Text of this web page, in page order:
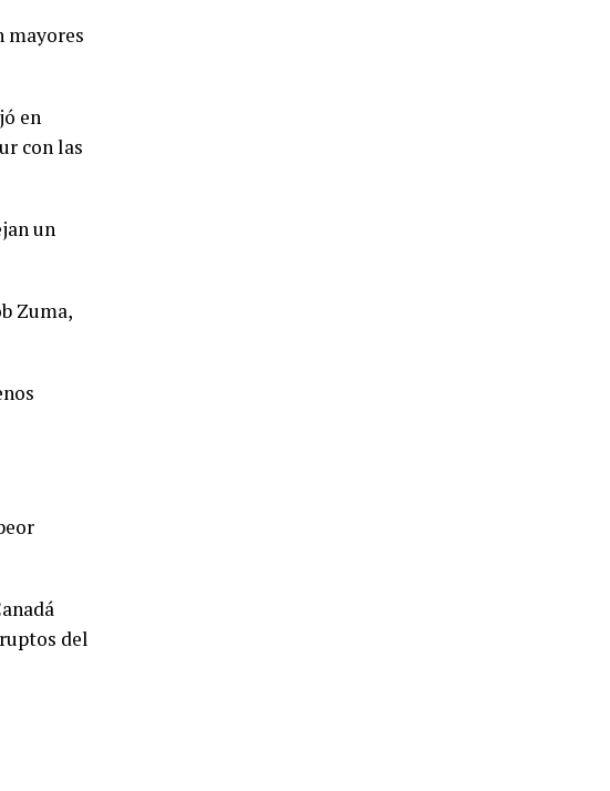
mayores
en
con las
un
Zuma,
del